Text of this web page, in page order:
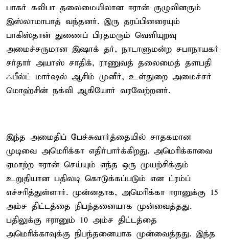
பாகர் கலிபா தலைமையிலான ஈரான் குழுவினரும்
இஸ்லாமாபாத் வந்தனர். இரு தரப்பினரையும்
பாகிஸ்தான் துணைப் பிரதமரும் வெளியுறவு
அமைச்சருமான இஷாக் தர், நாடாளுமன்ற சபாநாயகர்
சர்தார் அயாஸ் சாதிக், ராணுவத் தலைமைத் தளபதி
ஃபீல்ட் மார்ஷல் ஆசிம் முனீர், உள்துறை அமைச்சர்
மொஹ்சின் நக்வி ஆகியோர் வரவேற்றனர்.
இந்த அமைதிப் பேச்சுவார்த்தையில் சாதகமான
முடிவை அமெரிக்கா எதிர்பார்க்கிறது. அமெரிக்காவை
ஏமாற்ற ஈரான் செய்யும் எந்த ஒரு முயற்சிக்கும்
உறுதியான பதிலடி கொடுக்கப்படும் என ட்ரம்ப்
எச்சரித்துள்ளார். முன்னதாக, அமெரிக்கா ஈரானுக்கு 15
அம்ச திட்டத்தை நிபந்தனையாக முன்வைத்தது.
பதிலுக்கு ஈரானும் 10 அம்ச திட்டத்தை
அமெரிக்காவுக்கு நிபந்தனையாக முன்வைத்தது. இந்த